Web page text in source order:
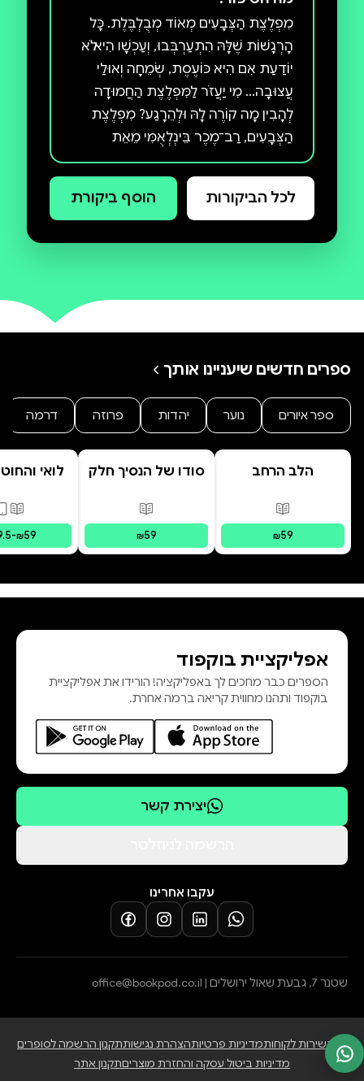
מִפְלֶצֶת הַצְּבָעִים מְאוֹד מְבֻלְבֶּלֶת. כָּל
הָרְגָשׁוֹת שֶׁלָּהּ הִתְעַרְבְּבוּ, וְעַכְשָׁו הִיא לֹא
יוֹדַעַת אִם הִיא כּוֹעֶסֶת, שְׂמֵחָה וְאוּלַי
עֲצוּבָה... מִי יַעֲזֹר לַמִּפְלֶצֶת הַחֲמוּדָה
לְהָבִין מָה קוֹרֶה לָהּ וּלְהֵרָגַע? מִפְלֶצֶת
הַצְּבָעִים, רַב־מֶכֶר בֵּינְלְאֻמִּי מֵאֵת
הַמְּאַיֶּרֶת וְהַסּוֹפֶרֶת אָנָה יֵנָס, מַצִּיעַ
לִילָדִים צְעִירִים כְּלִי פָּשׁוּט וּמוּחָשִׁי —
צְבָעִים, כְּדֵי לְהִתְמוֹדֵד עִם דָּבָר מְסֻבָּךְ
לכל הביקורות הוסף ביקורת
ספרים חדשים שיעניינו אותך
ספר איורים נוער יהדות פרוזה דרמה
הלב הרחב
פורמטים זמינים מודפס
₪59
סודו של הנסיך חלק
הנסתר
פורמטים זמינים
מודפס
₪59
לואי
-₪59
אפליקציית בוקפוד
הספרים כבר מחכים לך באפליקציה! הורידו את אפליקציית
בוקפוד ותהנו מחווית קריאה ברמה אחרת.
יצירת קשר
עקבו אחרינו
שטנר 7, גבעת שאול ירושלים | office@bookpod.co.il
בלוגשירות לקוחותמדיניות פרטיותהצהרת נגישותתקנון הרשמה לסופרים
מדיניות ביטול עסקה והחזרת מוצריםתקנון אתר